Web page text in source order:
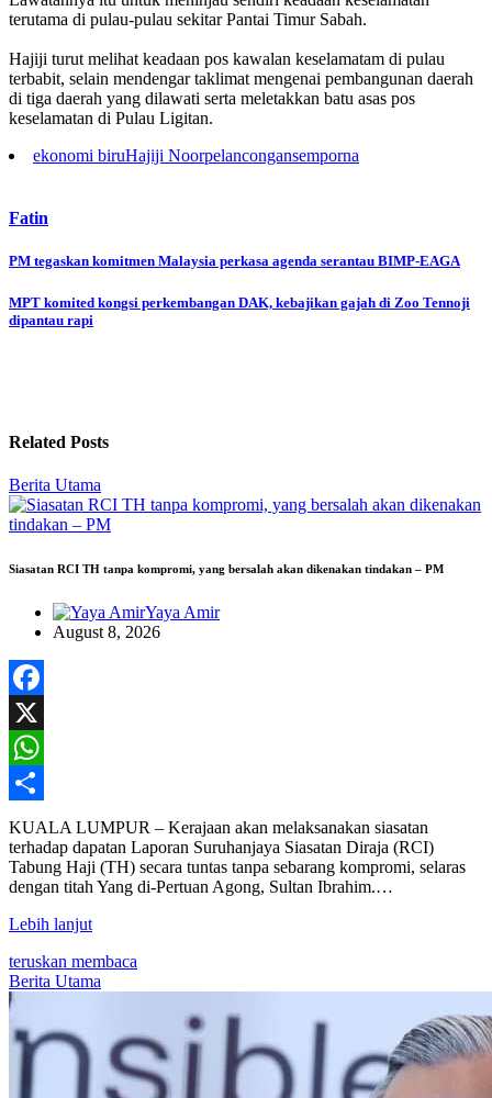
terutama di pulau-pulau sekitar Pantai Timur Sabah.
Hajiji turut melihat keadaan pos kawalan keselamatam di pulau
terbabit, selain mendengar taklimat mengenai pembangunan daerah
di tiga daerah yang dilawati serta meletakkan batu asas pos
keselamatan di Pulau Ligitan.
ekonomi biruHajiji Noorpelancongansemporna
Fatin
Post
navigation
PM tegaskan komitmen Malaysia perkasa agenda serantau BIMP-EAGA
MPT komited kongsi perkembangan DAK, kebajikan gajah di Zoo Tennoji
dipantau rapi
Related Posts
Berita Utama
Siasatan RCI TH tanpa kompromi, yang bersalah akan dikenakan tindakan – PM
Yaya Amir
August 8, 2026
Facebook
X
WhatsApp
Share
KUALA LUMPUR – Kerajaan akan melaksanakan siasatan
terhadap dapatan Laporan Suruhanjaya Siasatan Diraja (RCI)
Tabung Haji (TH) secara tuntas tanpa sebarang kompromi, selaras
dengan titah Yang di-Pertuan Agong, Sultan Ibrahim.…
Lebih lanjut
teruskan membaca
Berita Utama